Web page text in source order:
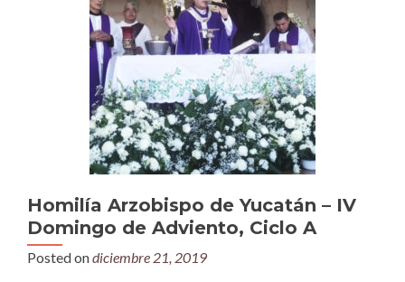
Homilía Arzobispo de Yucatán – IV
Domingo de Adviento, Ciclo A
Posted ondiciembre 21, 2019